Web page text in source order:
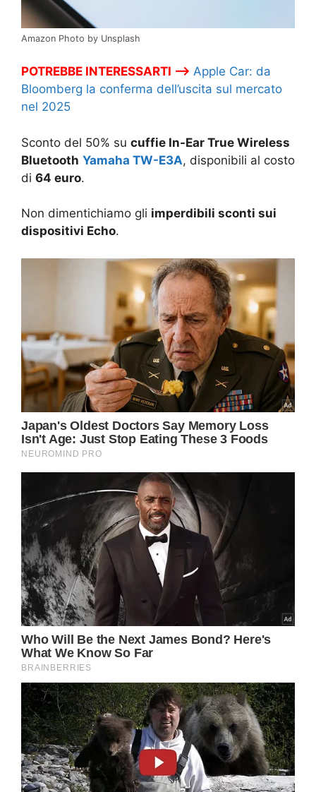
Amazon Photo by Unsplash
POTREBBE INTERESSARTI –> Apple Car: da
Bloomberg la conferma dell’uscita sul mercato
nel 2025
Sconto del 50% su cuffie In-Ear True Wireless
Bluetooth Yamaha TW-E3A, disponibili al costo
di 64 euro.
Non dimentichiamo gli imperdibili sconti sui
dispositivi Echo.